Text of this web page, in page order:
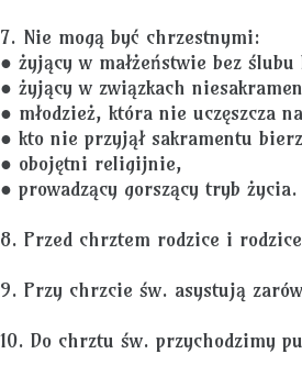
7. Nie mogą być chrzestnymi:
● żyjący w małżeństwie bez ślubu
● żyjący w związkach
● młodzież, która nie uczęszcza
● kto nie przyjął sakramentu
● obojętni religijnie,
● prowadzący gorszący tryb życia.
8. Przed chrztem rodzice i
9. Przy chrzcie św. asystują
10. Do chrztu św. przychodzimy